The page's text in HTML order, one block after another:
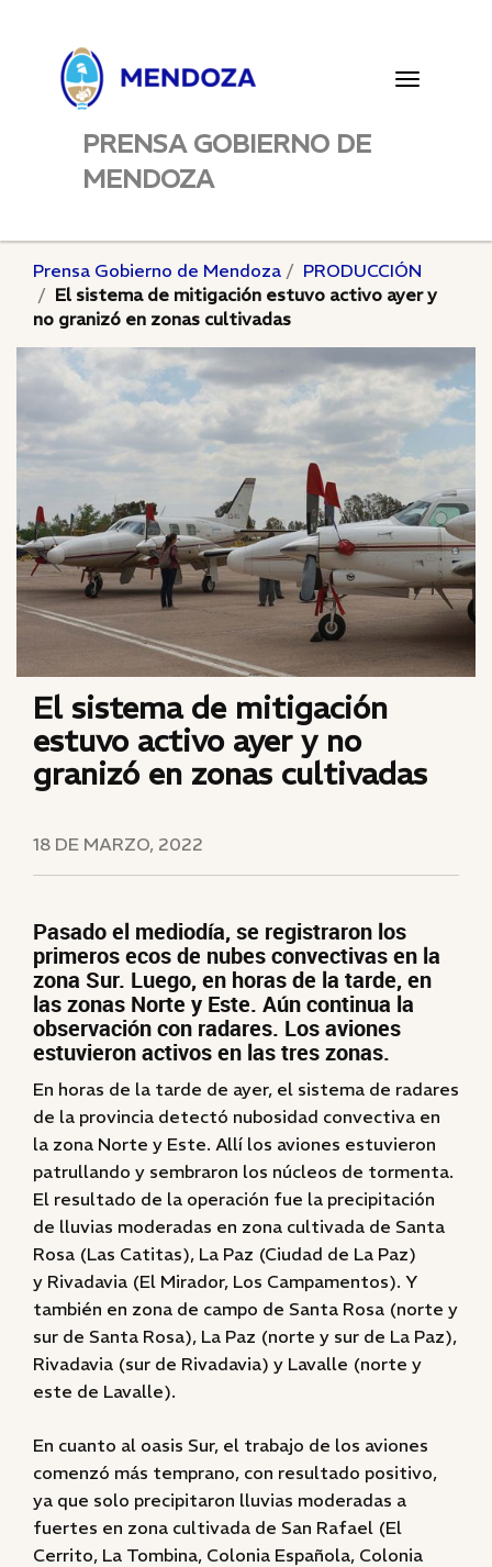
Toggle
PRENSA GOBIERNO DE
MENDOZA
Prensa Gobierno de Mendoza
PRODUCCIÓN
El sistema de mitigación estuvo activo ayer y
no granizó en zonas cultivadas
El sistema de mitigación
estuvo activo ayer y no
granizó en zonas cultivadas
18 DE MARZO, 2022
Pasado el mediodía, se registraron los
primeros ecos de nubes convectivas en la
zona Sur. Luego, en horas de la tarde, en
las zonas Norte y Este. Aún continua la
observación con radares. Los aviones
estuvieron activos en las tres zonas.
En horas de la tarde de ayer, el sistema de radares
de la provincia detectó nubosidad convectiva en
la zona Norte y Este. Allí los aviones estuvieron
patrullando y sembraron los núcleos de tormenta.
El resultado de la operación fue la precipitación
de lluvias moderadas en zona cultivada de Santa
Rosa (Las Catitas), La Paz (Ciudad de La Paz)
y Rivadavia (El Mirador, Los Campamentos). Y
también en zona de campo de Santa Rosa (norte y
sur de Santa Rosa), La Paz (norte y sur de La Paz),
Rivadavia (sur de Rivadavia) y Lavalle (norte y
este de Lavalle).
En cuanto al oasis Sur, el trabajo de los aviones
comenzó más temprano, con resultado positivo,
ya que solo precipitaron lluvias moderadas a
fuertes en zona cultivada de San Rafael (El
Cerrito, La Tombina, Colonia Española, Colonia